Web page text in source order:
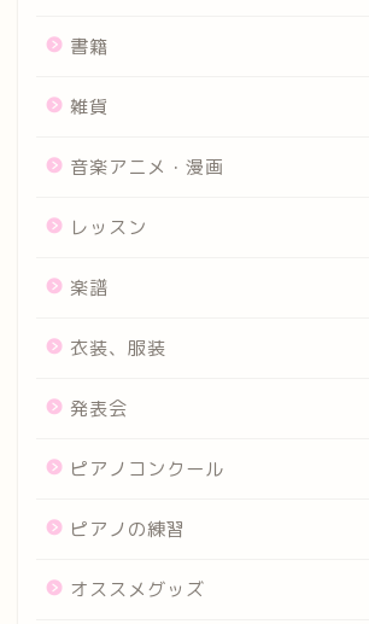
書籍
雑貨
音楽アニメ・漫画
レッスン
楽譜
衣装、服装
発表会
ピアノコンクール
ピアノの練習
オススメグッズ